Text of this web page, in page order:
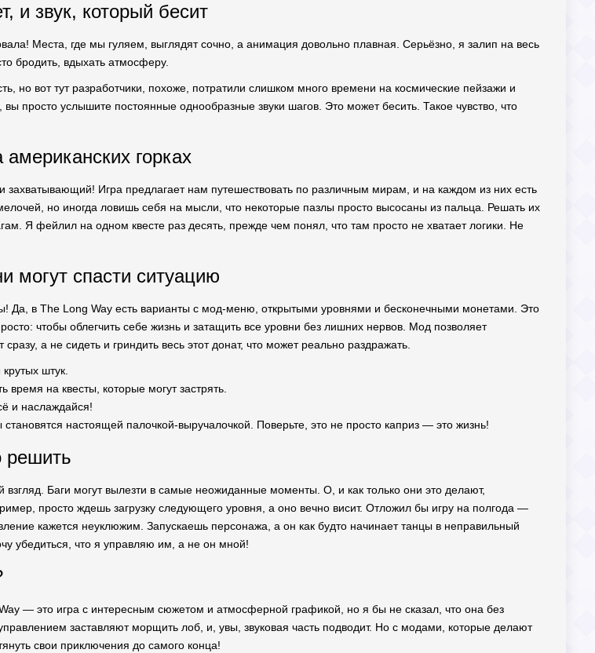
и звук, который бесит
Места, где мы гуляем, выглядят сочно, а анимация довольно плавная. Серьёзно, я залип на весь
бродить, вдыхать атмосферу.
но вот тут разработчики, похоже, потратили слишком много времени на космические пейзажи и
просто услышите постоянные однообразные звуки шагов. Это может бесить. Такое чувство, что
горках
Игра предлагает нам путешествовать по различным мирам, и на каждом из них есть
но иногда ловишь себя на мысли, что некоторые пазлы просто высосаны из пальца. Решать их
Я фейлил на одном квесте раз десять, прежде чем понял, что там просто не хватает логики. Не
могут спасти ситуацию
Да, в The Long Way есть варианты с мод-меню, открытыми уровнями и бесконечными монетами. Это
чтобы облегчить себе жизнь и затащить все уровни без лишних нервов. Мод позволяет
а не сидеть и гриндить весь этот донат, что может реально раздражать.
штук.
на квесты, которые могут застрять.
и наслаждайся!
настоящей палочкой-выручалочкой. Поверьте, это не просто каприз — это жизнь!
решить
взгляд. Баги могут вылезти в самые неожиданные моменты. О, и как только они это делают,
просто ждешь загрузку следующего уровня, а оно вечно висит. Отложил бы игру на полгода —
кажется неуклюжим. Запускаешь персонажа, а он как будто начинает танцы в неправильный
убедиться, что я управляю им, а не он мной!
— это игра с интересным сюжетом и атмосферной графикой, но я бы не сказал, что она без
заставляют морщить лоб, и, увы, звуковая часть подводит. Но с модами, которые делают
свои приключения до самого конца!